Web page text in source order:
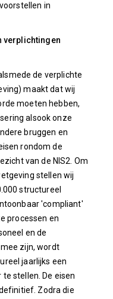
in
verplichtingen
de verplichte
maakt dat wij
moeten hebben,
alsook onze
bruggen en
rondom de
van de NIS2. Om
stellen wij
structureel
'compliant'
processen en
en de
zijn, wordt
jaarlijks een
stellen. De eisen
Zodra die